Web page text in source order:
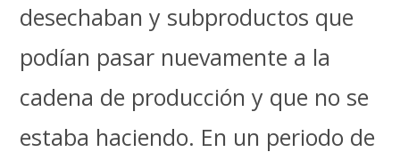
desechaban y subproductos que
podían pasar nuevamente a la
cadena de producción y que no se
estaba haciendo. En un periodo de